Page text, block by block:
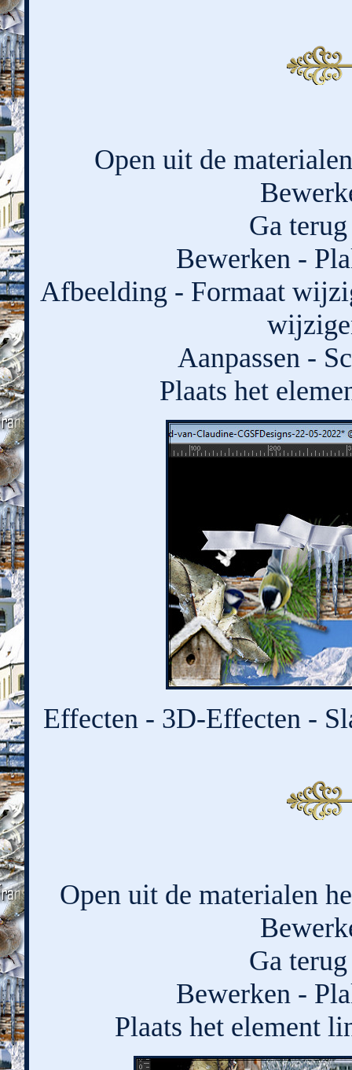
Open uit de
Ga
Bewerken -
Afbeelding - Formaat
Aanpassen -
Plaats het
Effecten - 3D-Effecten -
Open uit de materialen
Ga
Bewerken -
Plaats het element